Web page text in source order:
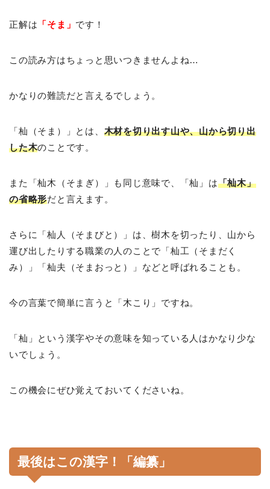
正解は 「そま」 です！
この読み方はちょっと思いつきませんよね…
かなりの難読だと言えるでしょう。
「杣（そま）」とは、 木材を切り出す山や、山から切り出
した木のことです。
また「杣木（そまぎ）」も同じ意味で、「杣」は「杣木」
の省略形だと言えます。
さらに「杣人（そまびと）」は、樹木を切ったり、山から
運び出したりする職業の人のことで「杣工（そまだく
み）」「杣夫（そまおっと）」などと呼ばれることも。
今の言葉で簡単に言うと「木こり」ですね。
「杣」という漢字やその意味を知っている人はかなり少な
いでしょう。
この機会にぜひ覚えておいてくださいね。
最後はこの漢字！「編纂」